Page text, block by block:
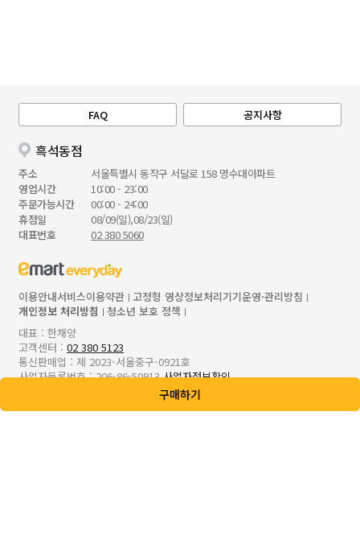
구매하기
FAQ 공지사항
흑석동점
주소
서울특별시 동작구 서달로 158 명수대아파트
영업시간
10:00 - 23:00
주문가능시간
00:00 - 24:00
휴점일
08/09(일),08/23(일)
대표번호
02 380 5060
이용안내서비스이용약관 고정형 영상정보처리기기운영·관리방침
개인정보 처리방침
청소년 보호 정책
대표 : 한채양
고객센터 : 02 380 5123
통신판매업 : 제 2023-서울중구-0921호
사업자등록번호 : 206-86-50913사업자정보확인
본사 : 서울특별시 성동구 성수일로 56, 8/9/10층
ecrt.emarteveryday.co.kr